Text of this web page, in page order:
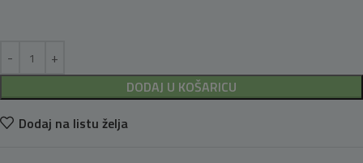
DODAJ U KOŠARICU
Dodaj na listu želja